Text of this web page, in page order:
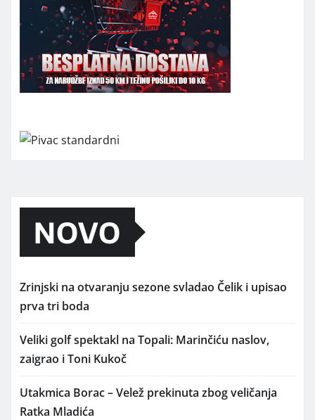
NOVO
Zrinjski na otvaranju sezone svladao Čelik i upisao
prva tri boda
Veliki golf spektakl na Topali: Marinčiću naslov,
zaigrao i Toni Kukoč
Utakmica Borac – Velež prekinuta zbog veličanja
Ratka Mladića